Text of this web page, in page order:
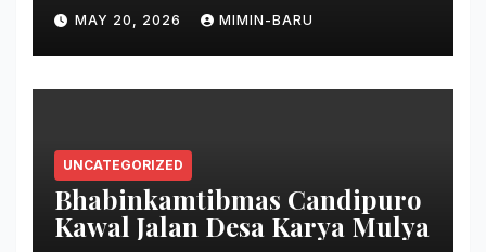
MAY 20, 2026 MIMIN-BARU
UNCATEGORIZED
Bhabinkamtibmas Candipuro
Kawal Jalan Desa Karya Mulya